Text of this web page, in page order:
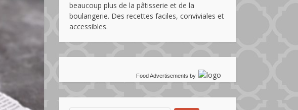
beaucoup plus de la pâtisserie et de la
boulangerie. Des recettes faciles, conviviales et
accessibles.
Food Advertisements by